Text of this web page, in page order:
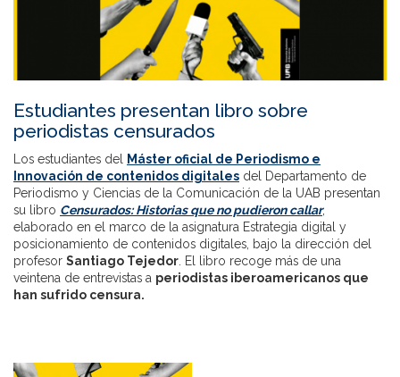
Estudiantes presentan libro sobre
periodistas censurados
Los estudiantes del Máster oficial de Periodismo e
Innovación de contenidos digitales del Departamento de
Periodismo y Ciencias de la Comunicación de la UAB presentan
su libro Censurados: Historias que no pudieron callar,
elaborado en el marco de la asignatura Estrategia digital y
posicionamiento de contenidos digitales, bajo la dirección del
profesor Santiago Tejedor. El libro recoge más de una
veintena de entrevistas a periodistas iberoamericanos que
han sufrido censura.